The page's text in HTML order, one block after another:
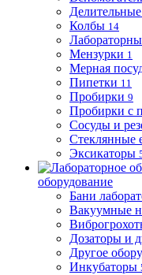
Колбы 14
Мензурки 1
Мерная
Пипетки 11
Пробирки 9
Пробирки с
Сосуды и
Стеклянные
Эксикаторы
оборудование
Бани
Вакуумные
Дозаторы и
Другое
Инкубаторы